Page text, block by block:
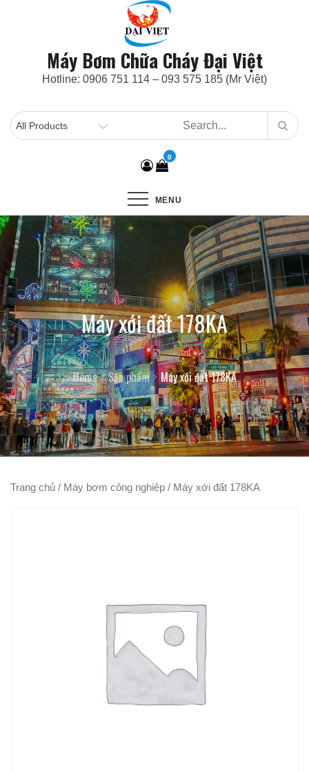
Máy Bơm Chữa Cháy Đại Việt
Hotline: 0906 751 114 – 093 575 185 (Mr Việt)
0
MENU
Máy xới đất 178KA
Home Sản phẩm Máy xới đất 178KA
Trang chủ / Máy bơm công nghiệp / Máy xới đất 178KA